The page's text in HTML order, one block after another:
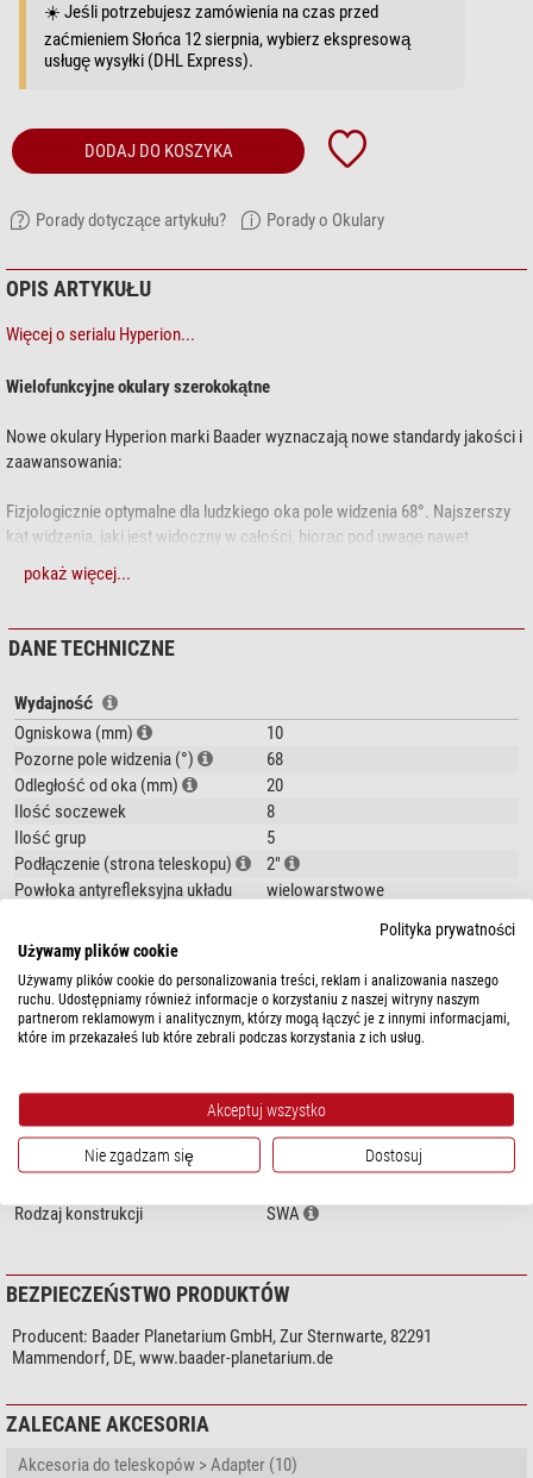
☀️ Jeśli potrzebujesz zamówienia na czas przed
zaćmieniem Słońca 12 sierpnia, wybierz ekspresową
usługę wysyłki (DHL Express).
DODAJ DO KOSZYKA
Porady dotyczące artykułu? Porady o Okulary
OPIS ARTYKUŁU
Więcej o serialu Hyperion...
Wielofunkcyjne okulary szerokokątne
Nowe okulary Hyperion marki Baader wyznaczają nowe standardy jakości i
zaawansowania:
Fizjologicznie optymalne dla ludzkiego oka pole widzenia 68°. Najszerszy
kąt widzenia, jaki jest widoczny w całości, biorąc pod uwagę nawet
niewielkie mimowolne ruchy głowy obserwatora.
soczewkowym w 5 grupach.
Dwa okulary w jednym! W przypadku zastosowania tulei 2", okular zapewnia
dwie ogniskowe - bez ujemnej grupy achromatycznej jest on okularem
szerokokątnym 2" dający niskie powiększenie; natomiast z ujemną grupą
achromatyczną 1,25" daje on powiększenie nominalne.
Najniższe możliwe zniekształcenia obrazu i, jednocześnie, bardzo niski
astygmatyzm dzięki zastosowaniu szkła o wysokim wskaźniku załamania.
Okulary te wyróżniają się także najkrótszą możliwą pozycją field stopu.
Specjalnie zaprojektowane do obserwacji w nasadce binokularowej.
Niezwykle wygodne obserwacje! Brak "efektu fasolki".
Obraz pozostaje widoczny nawet podczas mimowolnych ruchów głowy.
Najistotniejszą zaletą tych okularów jest to, że nadają się one do projekcji
okularowej w fotografii. Muszlę oczną można usunąć i zastąpić
adapterem M43-T2. Dzięki temu uzyskujemy ciekawe możliwości
adaptacyjnych umożliwiają połączenie okularów z prawie każdym
zmieniać poprzez wykorzystanie pierścieni pośrednich. Średnica okularów
składane, co zapewnia odstęp źrenicy wyjściowej wygodny dla osób
noszących okulary korekcyjne.
Zalety w skrócie:
Wygoda obserwacji
pokaż więcej...
DANE TECHNICZNE
Wydajność
Ogniskowa (mm)
10
Pozorne pole widzenia (°)
68
Odległość od oka (mm)
20
Ilość soczewek
8
Ilość grup
5
Podłączenie (strona teleskopu)
2"
Powłoka antyrefleksyjna układu
wielowarstwowe
Specyfika
Opcjonalny adapter do aparatu
fotograficznego
tak
Ogólnie
Rodzaj konstrukcji
SWA
BEZPIECZEŃSTWO PRODUKTÓW
Producent: Baader Planetarium GmbH, Zur Sternwarte, 82291
Mammendorf, DE, www.baader-planetarium.de
ZALECANE AKCESORIA
Akcesoria do teleskopów > Adapter (10)
Polityka prywatności
Używamy plików cookie
Używamy plików cookie do personalizowania treści, reklam i analizowania naszego
ruchu. Udostępniamy również informacje o korzystaniu z naszej witryny naszym
partnerom reklamowym i analitycznym, którzy mogą łączyć je z innymi informacjami,
które im przekazałeś lub które zebrali podczas korzystania z ich usług.
Akceptuj wszystko
Nie zgadzam się Dostosuj